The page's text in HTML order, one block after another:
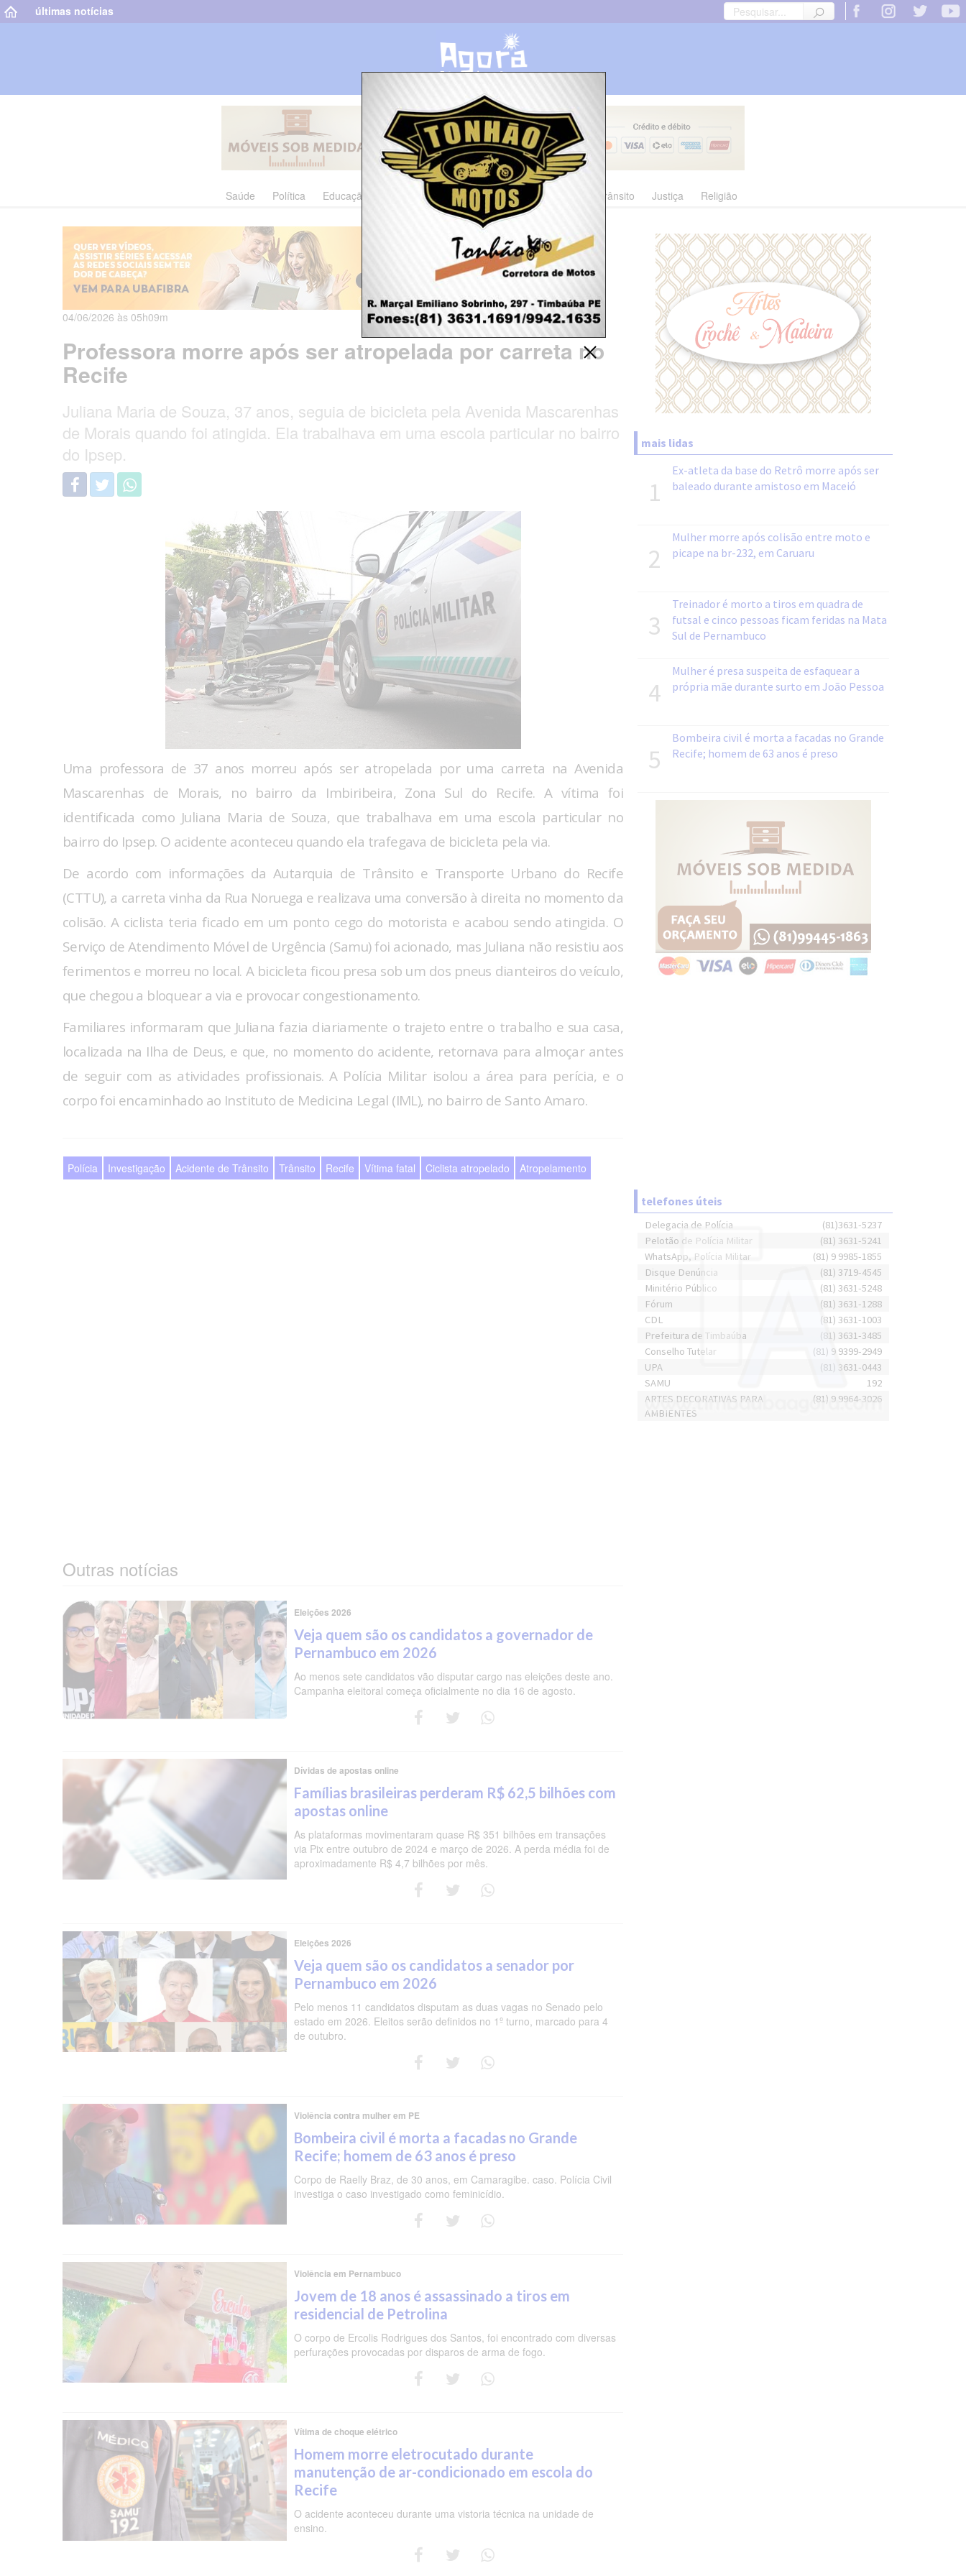
últimas notícias
Saúde Política Educação Cultura Polícia Economia Trânsito Justiça Religião
04/06/2026 às 05h09m
Professora morre após ser atropelada por carreta no
Recife
Juliana Maria de Souza, 37 anos, seguia de bicicleta pela Avenida Mascarenhas
de Morais quando foi atingida. Ela trabalhava em uma escola particular no bairro
do Ipsep.
Uma professora de 37 anos morreu após ser atropelada por uma carreta na Avenida
Mascarenhas de Morais, no bairro da Imbiribeira, Zona Sul do Recife. A vítima foi
identificada como Juliana Maria de Souza, que trabalhava em uma escola particular no
bairro do Ipsep. O acidente aconteceu quando ela trafegava de bicicleta pela via.
De acordo com informações da Autarquia de Trânsito e Transporte Urbano do Recife
(CTTU), a carreta vinha da Rua Noruega e realizava uma conversão à direita no momento da
colisão. A ciclista teria ficado em um ponto cego do motorista e acabou sendo atingida. O
Serviço de Atendimento Móvel de Urgência (Samu) foi acionado, mas Juliana não resistiu aos
ferimentos e morreu no local. A bicicleta ficou presa sob um dos pneus dianteiros do veículo,
que chegou a bloquear a via e provocar congestionamento.
Familiares informaram que Juliana fazia diariamente o trajeto entre o trabalho e sua casa,
localizada na Ilha de Deus, e que, no momento do acidente, retornava para almoçar antes
de seguir com as atividades profissionais. A Polícia Militar isolou a área para perícia, e o
corpo foi encaminhado ao Instituto de Medicina Legal (IML), no bairro de Santo Amaro.
Polícia Investigação Acidente de Trânsito Trânsito Recife Vítima fatal Ciclista atropelado Atropelamento
Outras notícias
Eleições 2026
Veja quem são os candidatos a governador de
Pernambuco em 2026
Ao menos sete candidatos vão disputar cargo nas eleições deste ano.
Campanha eleitoral começa oficialmente no dia 16 de agosto.
Dívidas de apostas online
Famílias brasileiras perderam R$ 62,5 bilhões com
apostas online
As plataformas movimentaram quase R$ 351 bilhões em transações
via Pix entre outubro de 2024 e março de 2026. A perda média foi de
aproximadamente R$ 4,7 bilhões por mês.
Eleições 2026
Veja quem são os candidatos a senador por
Pernambuco em 2026
Pelo menos 11 candidatos disputam as duas vagas no Senado pelo
estado em 2026. Eleitos serão definidos no 1º turno, marcado para 4
de outubro.
Violência contra mulher em PE
Bombeira civil é morta a facadas no Grande
Recife; homem de 63 anos é preso
Corpo de Raelly Braz, de 30 anos, em Camaragibe. caso. Polícia Civil
investiga o caso investigado como feminicídio.
Violência em Pernambuco
Jovem de 18 anos é assassinado a tiros em
residencial de Petrolina
O corpo de Ercolis Rodrigues dos Santos, foi encontrado com diversas
perfurações provocadas por disparos de arma de fogo.
Vítima de choque elétrico
Homem morre eletrocutado durante
manutenção de ar-condicionado em escola do
Recife
O acidente aconteceu durante uma vistoria técnica na unidade de
ensino.
mais lidas
1
Ex-atleta da base do Retrô morre após ser
baleado durante amistoso em Maceió
2
Mulher morre após colisão entre moto e
picape na br-232, em Caruaru
3
Treinador é morto a tiros em quadra de
futsal e cinco pessoas ficam feridas na Mata
Sul de Pernambuco
4
Mulher é presa suspeita de esfaquear a
própria mãe durante surto em João Pessoa
5
Bombeira civil é morta a facadas no Grande
Recife; homem de 63 anos é preso
telefones úteis
Delegacia de Polícia
(81)3631-5237
Pelotão de Polícia Militar
(81) 3631-5241
WhatsApp, Polícia Militar
(81) 9 9985-1855
Disque Denúncia
(81) 3719-4545
Minitério Público
(81) 3631-5248
Fórum
(81) 3631-1288
CDL
(81) 3631-1003
Prefeitura de Timbaúba
(81) 3631-3485
Conselho Tutelar
(81) 9 9399-2949
UPA
(81) 3631-0443
SAMU
192
ARTES DECORATIVAS PARA
AMBIENTES
(81) 9 9964-3026